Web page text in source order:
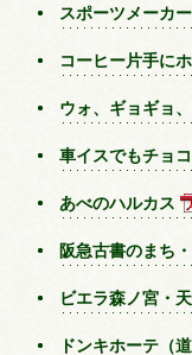
スポーツメーカ
コーヒー片手に
ウォ、ギョギョ
車イスでもチョ
あべのハルカス
阪急古書のまち
ビエラ森ノ宮・
ドンキホーテ（